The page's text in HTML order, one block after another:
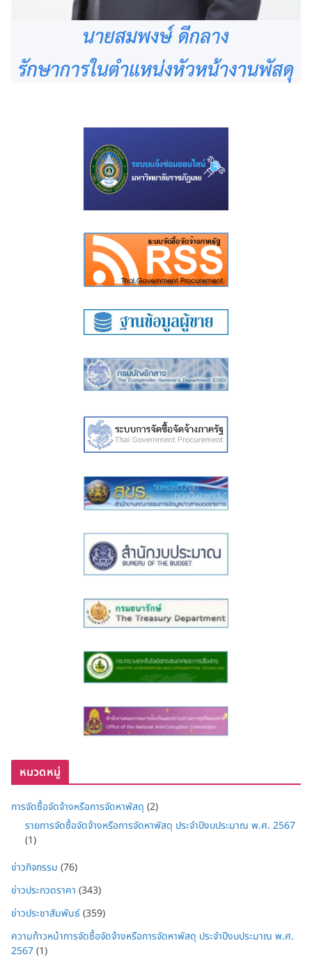
หมวดหมู่
การจัดซื้อจัดจ้างหรือการจัดหาพัสดุ (2)
รายการจัดซื้อจัดจ้างหรือการจัดหาพัสดุ ประจำปีงบประมาณ พ.ศ. 2567
(1)
ข่าวกิจกรรม (76)
ข่าวประกวดราคา (343)
ข่าวประชาสัมพันธ์(359)
ความก้าวหน้าการจัดซื้อจัดจ้างหรือการจัดหาพัสดุ ประจำปีงบประมาณ พ.ศ.
2567(1)